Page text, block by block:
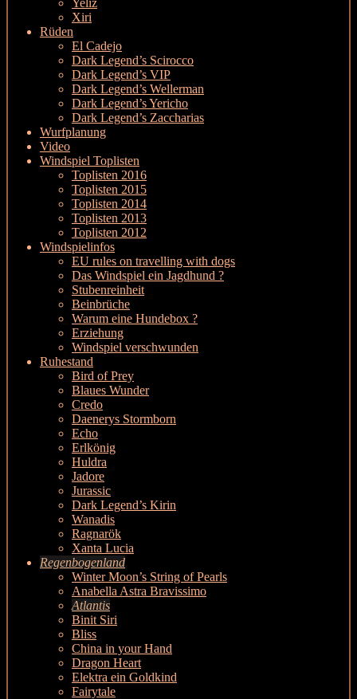
Xiri
Rüden
El Cadejo
Dark Legend’s Scirocco
Dark Legend’s VIP
Dark Legend’s Wellerman
Dark Legend’s Yericho
Dark Legend’s Zaccharias
Wurfplanung
Video
Windspiel Toplisten
Toplisten 2016
Toplisten 2015
Toplisten 2014
Toplisten 2013
Toplisten 2012
Windspielinfos
EU rules on travelling with dogs
Das Windspiel ein Jagdhund ?
Stubenreinheit
Beinbrüche
Warum eine Hundebox ?
Erziehung
Windspiel verschwunden
Ruhestand
Bird of Prey
Blaues Wunder
Credo
Daenerys Stormborn
Echo
Erlkönig
Huldra
Jadore
Jurassic
Dark Legend’s Kirin
Wanadis
Ragnarök
Xanta Lucia
Regenbogenland
Winter Moon’s String of Pearls
Anabella Astra Bravissimo
Atlantis
Binit Siri
Bliss
China in your Hand
Dragon Heart
Elektra ein Goldkind
Fairytale